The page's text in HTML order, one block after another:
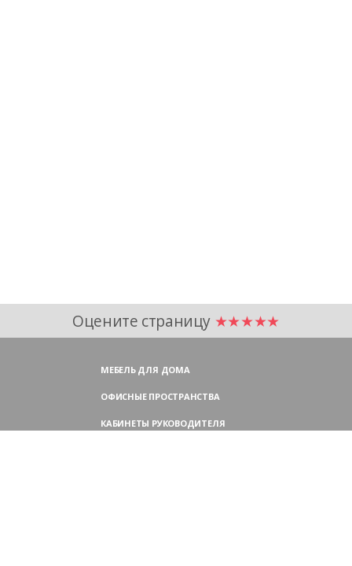
Оцените страницу ★★★★★
МЕБЕЛЬ ДЛЯ ДОМА
ОФИСНЫЕ ПРОСТРАНСТВА
КАБИНЕТЫ РУКОВОДИТЕЛЯ